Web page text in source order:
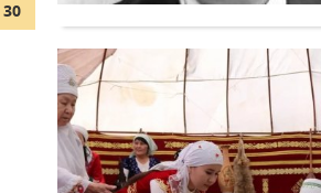
30